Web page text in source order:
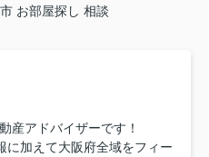
お部屋探し 相談
産アドバイザーです！
に加えて大阪府全域をフィー